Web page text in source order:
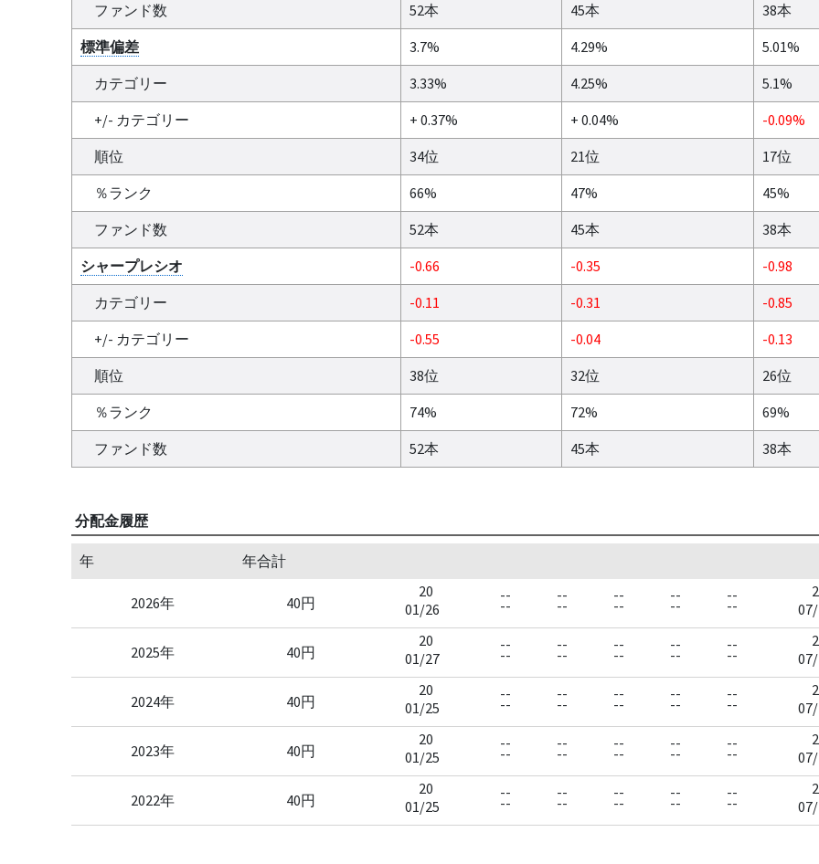
ファンド数
52本 45本 38本
標準偏差
3.7% 4.29% 5.01%
カテゴリー
3.33% 4.25% 5.1%
+/- カテゴリー
+ 0.37% + 0.04% -0.09%
順位
34位 21位 17位
％ランク
66% 47% 45%
ファンド数
52本 45本 38本
シャープレシオ
-0.66 -0.35 -0.98
カテゴリー
-0.11 -0.31 -0.85
+/- カテゴリー
-0.55 -0.04 -0.13
順位
38位 32位 26位
％ランク
74% 72% 69%
ファンド数
52本 45本 38本
分配金履歴
年 年合計
2026年 40円
20
01/26
--
--
--
--
--
--
--
--
--
--
2025年 40円
20
01/27
--
--
--
--
--
--
--
--
--
--
2024年 40円
20
01/25
--
--
--
--
--
--
--
--
--
--
2023年 40円
20
01/25
--
--
--
--
--
--
--
--
--
--
2022年 40円
20
01/25
--
--
--
--
--
--
--
--
--
--